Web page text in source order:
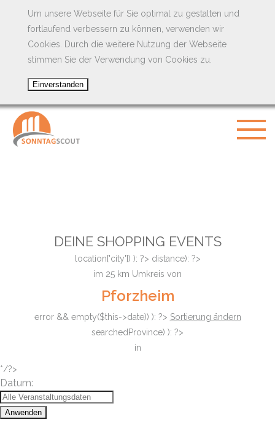
Um unsere Webseite für Sie optimal zu gestalten und
fortlaufend verbessern zu können, verwenden wir
Cookies. Durch die weitere Nutzung der Webseite
stimmen Sie der Verwendung von Cookies zu.
DEINE SHOPPING EVENTS
location['city']) ): ?> distance): ?>
im 25 km Umkreis von
Pforzheim
error && empty($this->date)) ): ?> Sortierung ändern
searchedProvince) ): ?>
in
*/?>
Datum:
Anwenden